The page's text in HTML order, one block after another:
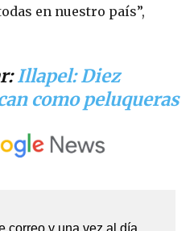
en nuestro país”,
Illapel: Diez
como peluqueras